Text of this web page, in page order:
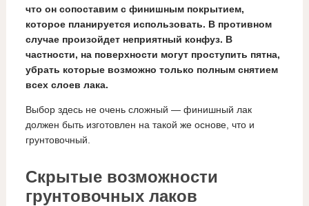
что он сопоставим с финишным покрытием,
которое планируется использовать. В противном
случае произойдет неприятный конфуз. В
частности, на поверхности могут проступить пятна,
убрать которые возможно только полным снятием
всех слоев лака.
Выбор здесь не очень сложный — финишный лак
должен быть изготовлен на такой же основе, что и
грунтовочный.
Скрытые возможности
грунтовочных лаков